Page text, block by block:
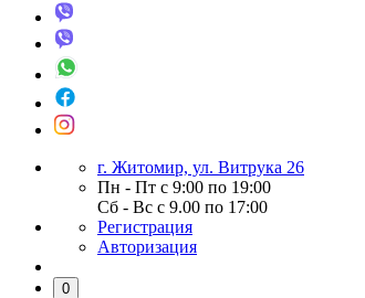
г. Житомир, ул. Витрука 26
Пн - Пт с 9:00 по 19:00
Сб - Вс с 9.00 по 17:00
Регистрация
Авторизация
0